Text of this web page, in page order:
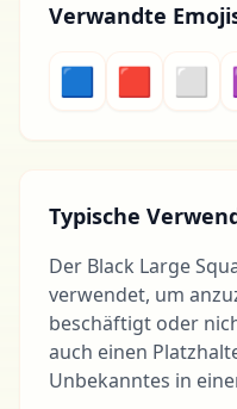
Verwandte
🟦 🟥 ⬜
Typische
Der Black Large
verwendet, um
beschäftigt oder
auch einen
Unbekanntes in